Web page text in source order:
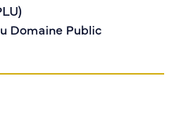
Domaine Public